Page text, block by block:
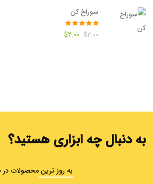
سوراخ کن
$3.00
قیمت
$2.00
به دنبال چه ابزاری هستید؟
به روز ترین محصولات در